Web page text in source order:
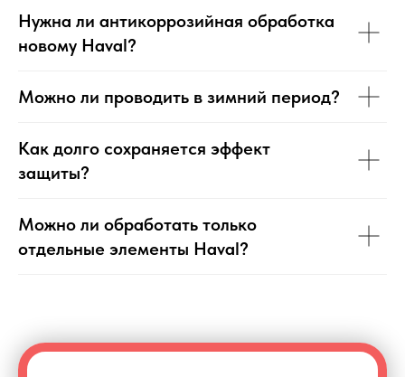
Нужна ли антикоррозийная обработка
новому Haval?
Можно ли проводить в зимний период?
Как долго сохраняется эффект
защиты?
Можно ли обработать только
отдельные элементы Haval?